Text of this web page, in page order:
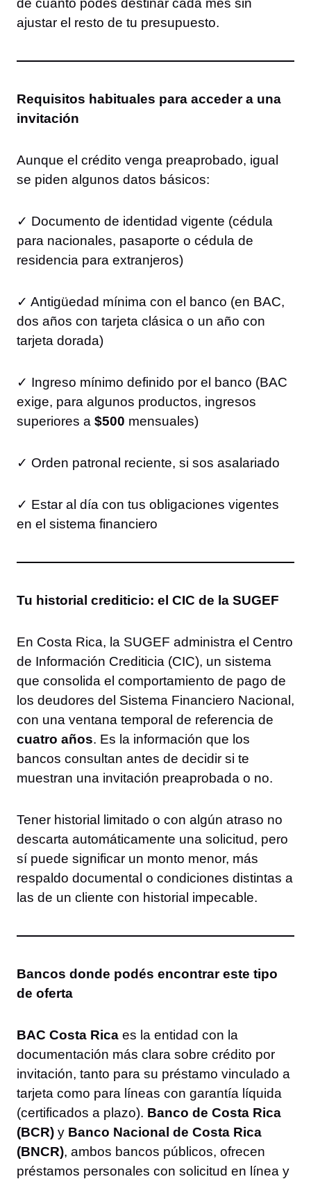
de cuánto podés destinar cada mes sin
ajustar el resto de tu presupuesto.
Requisitos habituales para acceder a una
invitación
Aunque el crédito venga preaprobado, igual
se piden algunos datos básicos:
✓ Documento de identidad vigente (cédula
para nacionales, pasaporte o cédula de
residencia para extranjeros)
✓ Antigüedad mínima con el banco (en BAC,
dos años con tarjeta clásica o un año con
tarjeta dorada)
✓ Ingreso mínimo definido por el banco (BAC
exige, para algunos productos, ingresos
superiores a $500 mensuales)
✓ Orden patronal reciente, si sos asalariado
✓ Estar al día con tus obligaciones vigentes
en el sistema financiero
Tu historial crediticio: el CIC de la SUGEF
En Costa Rica, la SUGEF administra el Centro
de Información Crediticia (CIC), un sistema
que consolida el comportamiento de pago de
los deudores del Sistema Financiero Nacional,
con una ventana temporal de referencia de
cuatro años. Es la información que los
bancos consultan antes de decidir si te
muestran una invitación preaprobada o no.
Tener historial limitado o con algún atraso no
descarta automáticamente una solicitud, pero
sí puede significar un monto menor, más
respaldo documental o condiciones distintas a
las de un cliente con historial impecable.
Bancos donde podés encontrar este tipo
de oferta
BAC Costa Rica es la entidad con la
documentación más clara sobre crédito por
invitación, tanto para su préstamo vinculado a
tarjeta como para líneas con garantía líquida
(certificados a plazo). Banco de Costa Rica
(BCR) y Banco Nacional de Costa Rica
(BNCR), ambos bancos públicos, ofrecen
préstamos personales con solicitud en línea y